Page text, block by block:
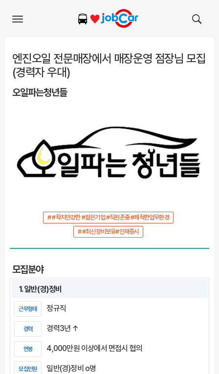
Toggle
navigation
엔진오일 전문매장에서 매장운영 점장님 모집
(경력자 우대)
오일파는청년들
# #작지만강한 #젊은기업 #직원존중 #쾌적한업무환경
# #최신장비보유#인재중시
모집분야
1. 일반(경)정비
근무형태 정규직
경력 경력3년 ↑
연봉 4,000만원 이상에서 면접시 협의
모집인원 일반(경)정비 o명